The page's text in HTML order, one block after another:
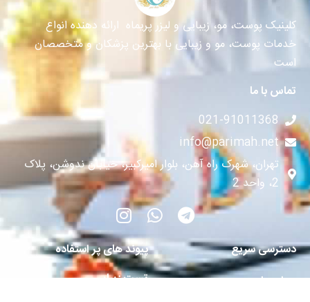
کلینیک پوست، مو، زیبایی و لیزر پریماه ارائه دهنده انواع
خدمات پوست، مو و زیبایی با بهترین پزشکان و متخصصان
است
تماس با ما
021-91011368
info@parimah.net
تهران، شهرک راه آهن، بلوار امیرکبیر، خیابان ندوشن، پلاک
2، واحد 2
دسترسی سریع
درباره ما
پیوند های پر استفاده
تست زیبایی